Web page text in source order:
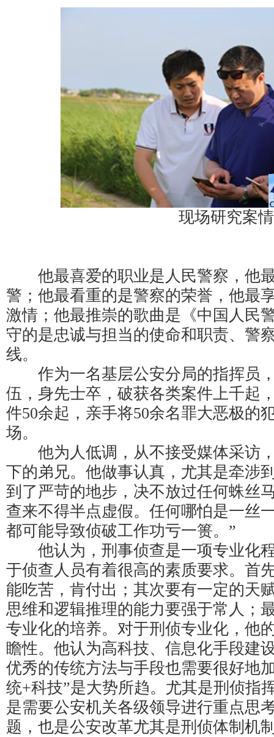
现场研究案情
他最喜爱的职业是人民警察，他
警；他最看重的是警察的荣誉，他最
激情；他最推崇的歌曲是《中国人民
守的是忠诚与担当的使命和职责、警
线。
作为一名基层公安分局的指挥员
伍，身先士卒，破获各类案件上千起
件50余起，亲手将50余名罪大恶极的
场。
他为人低调，从不接受媒体采访
下的弟兄。他做事认真，尤其是牵涉
到了严苛的地步，决不放过任何蛛丝
查来不得半点虚假。任何哪怕是一丝
都可能导致侦破工作功亏一篑。”
他认为，刑事侦查是一项专业化
于侦查人员有着很高的素质要求。首
能吃苦，肯付出；其次要有一定的天
思维和逻辑推理的能力要强于常人；
专业化的培养。对于刑侦专业化，他
瞻性。他认为高科技、信息化手段建
优秀的传统方法与手段也需要很好地
统+科技”是大势所趋。尤其是刑侦指
是需要公安机关各级领导进行重点思
题，也是公安改革尤其是刑侦体制机